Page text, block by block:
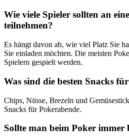
Wie viele Spieler sollten an
teilnehmen?
Es hängt davon ab, wie viel Platz Sie
Sie einladen möchten. Die meisten
Spielern gespielt werden.
Was sind die besten Snacks
Chips, Nüsse, Brezeln und
Snacks für Pokerabende.
Sollte man beim Poker immer